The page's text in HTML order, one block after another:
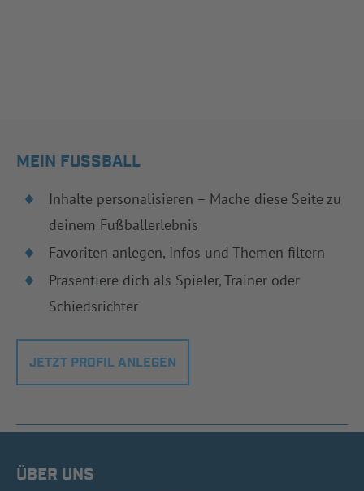
MEIN FUSSBALL
Inhalte personalisieren – Mache diese Seite zu
deinem Fußballerlebnis
Favoriten anlegen, Infos und Themen filtern
Präsentiere dich als Spieler, Trainer oder
Schiedsrichter
JETZT PROFIL ANLEGEN
ÜBER UNS